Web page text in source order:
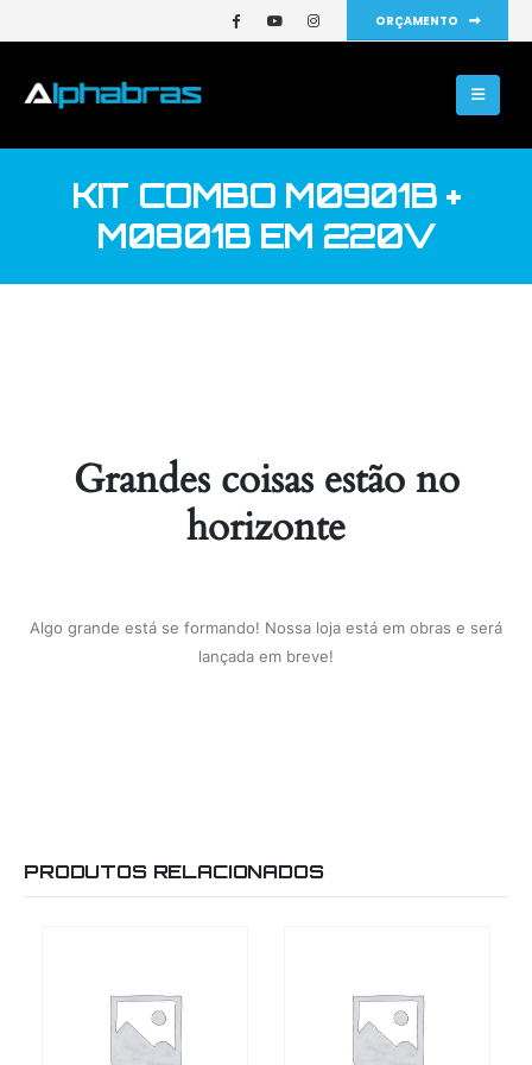
ORÇAMENTO
KIT COMBO M0901B +
M0801B EM 220V
Grandes coisas estão no
horizonte
Algo grande está se formando! Nossa loja está em obras e será
lançada em breve!
PRODUTOS RELACIONADOS